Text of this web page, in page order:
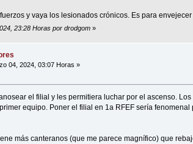
y vaya los lesionados crónicos. Es para
23:28 Horas por drodgom»
04, 2024, 03:07 Horas »
el filial y les permitiera luchar por el ascenso.
equipo. Poner el filial en 1a RFEF sería
más canteranos (que me parece magnífico) que